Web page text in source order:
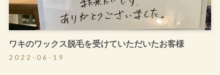
ワキのワックス脱毛を受けていただいたお客様
2022-06-19